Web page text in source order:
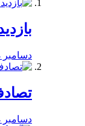
دسامبر 24, 2019
دسامبر 24, 2019